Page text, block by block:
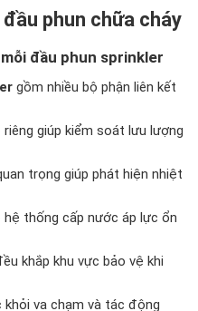
phun chữa cháy
đầu phun sprinkler
gồm nhiều bộ phận liên kết
giúp kiểm soát lưu lượng
trọng giúp phát hiện nhiệt
thống cấp nước áp lực ổn
khắp khu vực bảo vệ khi
khỏi va chạm và tác động